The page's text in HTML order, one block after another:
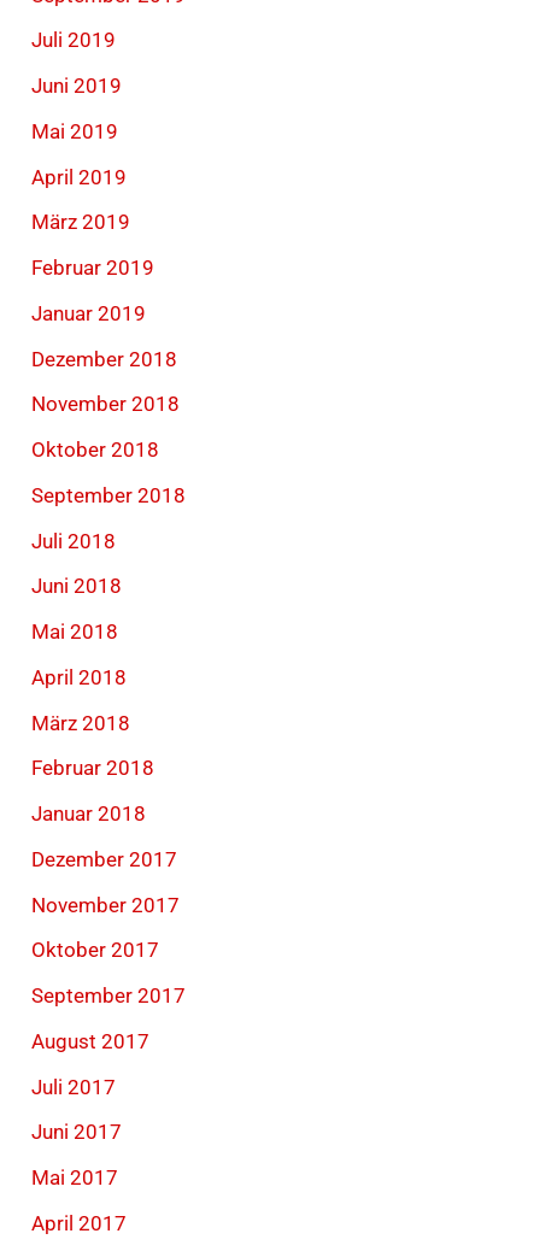
Juli 2019
Juni 2019
Mai 2019
April 2019
März 2019
Februar 2019
Januar 2019
Dezember 2018
November 2018
Oktober 2018
September 2018
Juli 2018
Juni 2018
Mai 2018
April 2018
März 2018
Februar 2018
Januar 2018
Dezember 2017
November 2017
Oktober 2017
September 2017
August 2017
Juli 2017
Juni 2017
Mai 2017
April 2017